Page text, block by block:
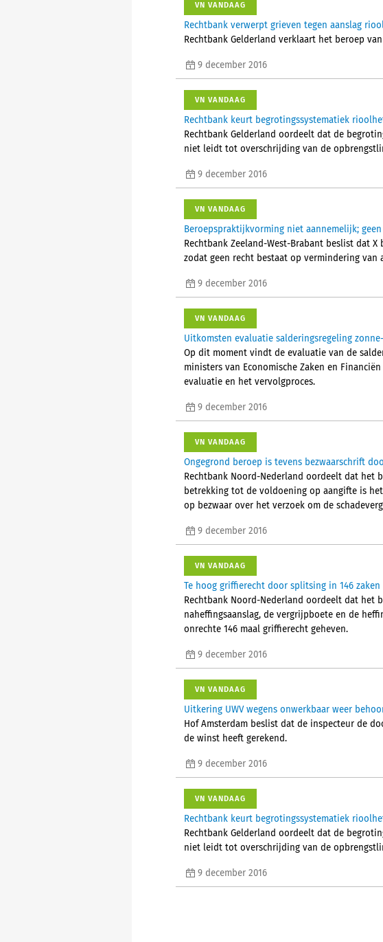
VN VANDAAG
Rechtbank verwerpt grieven tegen aanslag
Rechtbank Gelderland verklaart het beroep
9 december 2016
VN VANDAAG
Rechtbank keurt begrotingssystematiek
Rechtbank Gelderland oordeelt dat de
niet leidt tot overschrijding van de
9 december 2016
VN VANDAAG
Beroepspraktijkvorming niet aannemelijk;
Rechtbank Zeeland-West-Brabant beslist dat
zodat geen recht bestaat op vermindering van
9 december 2016
VN VANDAAG
Uitkomsten evaluatie salderingsregeling
Op dit moment vindt de evaluatie van de
ministers van Economische Zaken en
evaluatie en het vervolgproces.
9 december 2016
VN VANDAAG
Ongegrond beroep is tevens bezwaarschrift
Rechtbank Noord-Nederland oordeelt dat het
betrekking tot de voldoening op aangifte is
op bezwaar over het verzoek om de
9 december 2016
VN VANDAAG
Te hoog griffierecht door splitsing in 146 zaken
Rechtbank Noord-Nederland oordeelt dat het
naheffingsaanslag, de vergrijpboete en de
onrechte 146 maal griffierecht geheven.
9 december 2016
VN VANDAAG
Uitkering UWV wegens onwerkbaar weer
Hof Amsterdam beslist dat de inspecteur de
de winst heeft gerekend.
9 december 2016
VN VANDAAG
Rechtbank keurt begrotingssystematiek
Rechtbank Gelderland oordeelt dat de
niet leidt tot overschrijding van de
9 december 2016